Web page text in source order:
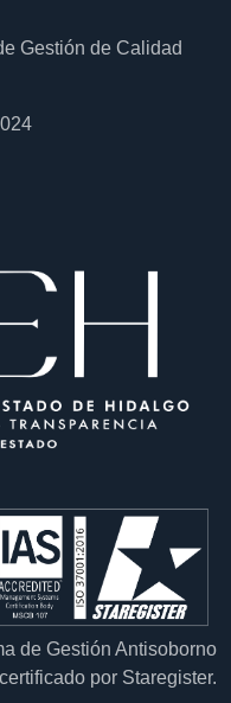
Gestión de Calidad
de Gestión Antisoborno
certificado por Staregister.